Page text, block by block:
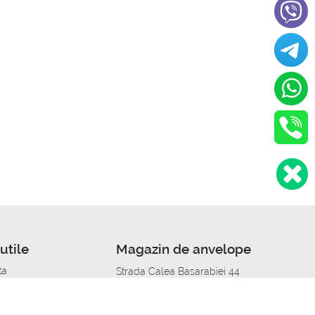
Magazin de anvelope
Strada Calea Basarabiei 44